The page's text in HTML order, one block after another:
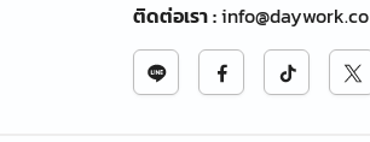
ติดต่อเรา:info@daywork.co